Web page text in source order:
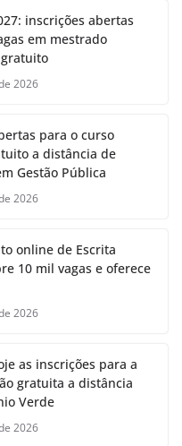
inscrições abertas
em mestrado
2026
para o curso
a distância de
Gestão Pública
2026
online de Escrita
10 mil vagas e oferece
2026
as inscrições para a
gratuita a distância
Verde
2026